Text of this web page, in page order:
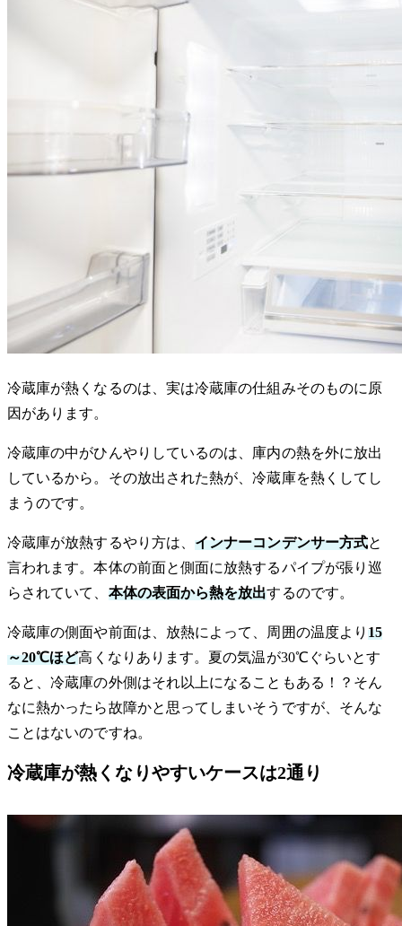
冷蔵庫が熱くなるのは、実は冷蔵庫の仕組みそのものに原
因があります。
冷蔵庫の中がひんやりしているのは、庫内の熱を外に放出
しているから。その放出された熱が、冷蔵庫を熱くしてし
まうのです。
冷蔵庫が放熱するやり方は、インナーコンデンサー方式と
言われます。本体の前面と側面に放熱するパイプが張り巡
らされていて、 本体の表面から熱を放出するのです。
冷蔵庫の側面や前面は、放熱によって、周囲の温度より 15
～20℃ほど高くなりあります。夏の気温が30℃ぐらいとす
ると、冷蔵庫の外側はそれ以上になることもある！？そん
なに熱かったら故障かと思ってしまいそうですが、そんな
ことはないのですね。
冷蔵庫が熱くなりやすいケースは2通り